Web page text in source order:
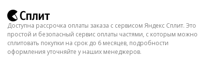
Доступна рассрочка оплаты заказа с сервисом Яндекс Сплит. Это
простой и безопасный сервис оплаты частями, с которым можно
сплитовать покупки на срок до 6 месяцев, подробности
оформления уточняйте у наших менеджеров.